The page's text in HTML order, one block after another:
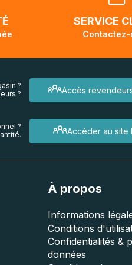
SERVICE
Contactez-
Accès
?
?
Accéder au site
?
À propos
Informations
Conditions
Confidentialités &
données